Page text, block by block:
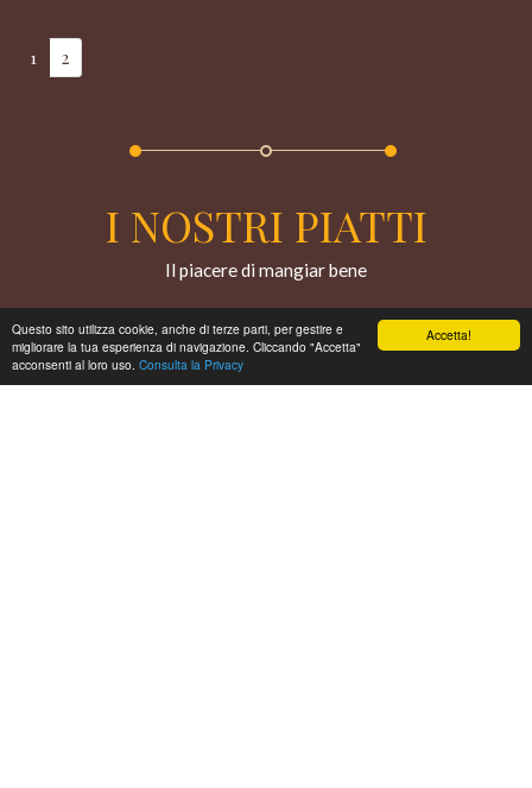
Accetta!
Questo sito utilizza cookie, anche di terze parti, per gestire e
migliorare la tua esperienza di navigazione. Cliccando "Accetta"
acconsenti al loro uso. Consulta la Privacy
Book now
1
1 2
I NOSTRI PIATTI
Il piacere di mangiar bene